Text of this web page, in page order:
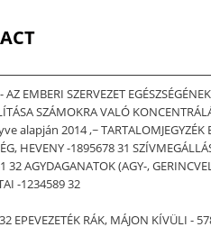
AZ EMBERI SZERVEZET
SZÁMOKRA VALÓ
2014 ,~ TARTALOMJEGYZÉK
HEVENY -1895678 31
32 AGYDAGANATOK (AGY-,
-1234589 32
EPEVEZETÉK RÁK, MÁJON KÍVÜLI -